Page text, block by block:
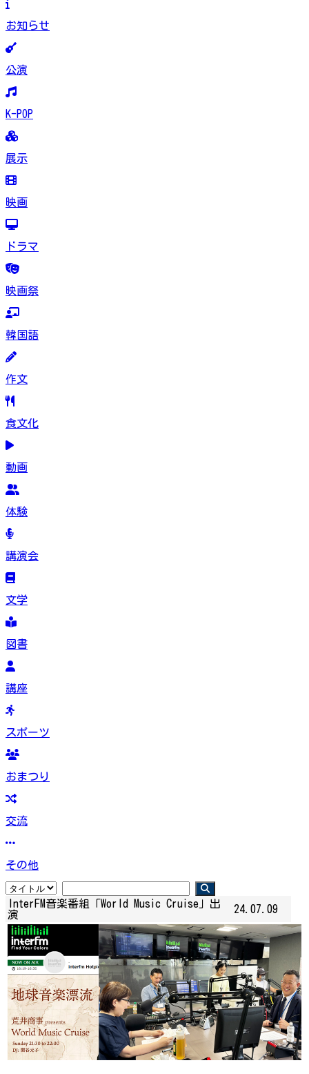
お知らせ
公演
K-POP
展示
映画
ドラマ
映画祭
韓国語
作文
食文化
動画
体験
講演会
文学
図書
講座
スポーツ
おまつり
交流
その他
InterFM音楽番組「World Music Cruise」出
演
24.07.09